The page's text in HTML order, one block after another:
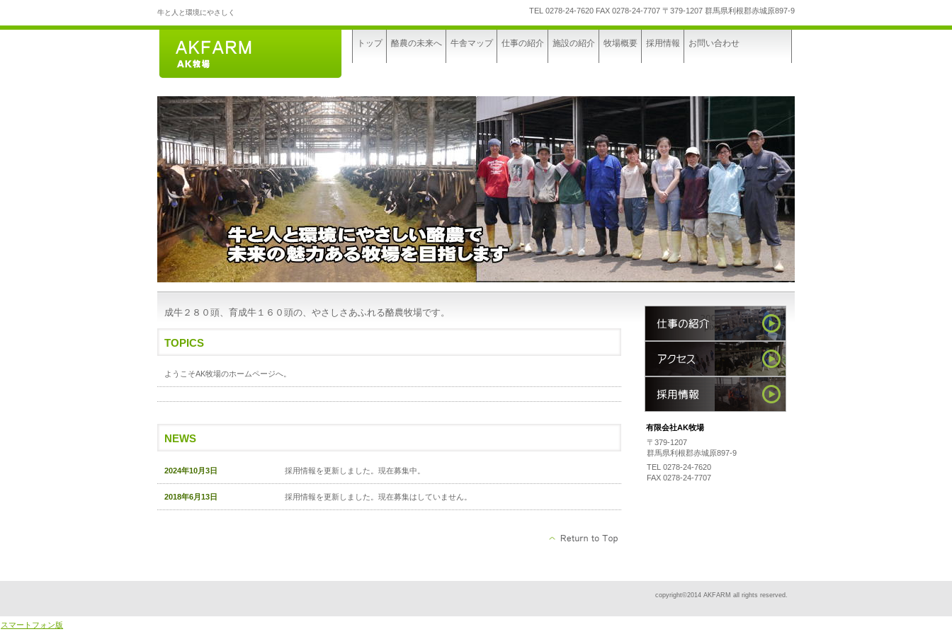
牛と人と環境にやさしく TEL 0278-24-7620 FAX 0278-24-7707 〒379-1207 群馬県利根郡赤城原897-9
成牛２８０頭、育成牛１６０頭の、やさしさあふれる酪農牧場です。
TOPICS
ようこそAK牧場のホームページへ。
NEWS
2024年10月3日 採用情報を更新しました。現在募集中。
2018年6月13日 採用情報を更新しました。現在募集はしていません。
トップ 酪農の未来へ 牛舎マップ 仕事の紹介 施設の紹介 牧場概要 採用情報 お問い合わせ
有限会社AK牧場
〒379-1207
群馬県利根郡赤城原897-9
TEL 0278-24-7620
FAX 0278-24-7707
copyright©2014 AKFARM all rights reserved.
スマートフォン版